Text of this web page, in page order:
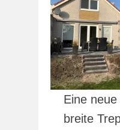
Eine
breite